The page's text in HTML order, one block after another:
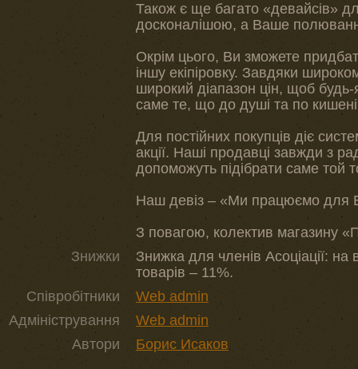
Також є ще багато «девайсів»
досконалішою, а Ваше
Окрім цього, Ви зможете
іншу екіпіровку. Завдяки
широкий діапазон цін, щоб
саме те, що до душі та по
Для постійних покупців діє
акції. Наші продавці завжди з
допоможуть підібрати саме той
Наш девіз – «Ми працюємо для
З повагою, колектив магазину
Знижки
Знижка для членів Асоціації: на
товарів – 11%.
Співробітники
Web admin
Адміністрування
Web admin
Автори
Борис Исаков